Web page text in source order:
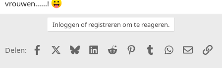
vrouwen......!
Inloggen of registreren om te reageren.
Delen: FacebookX (Twitter)
BlueskyLinkedIn
Reddit PinterestTumblr WhatsApp
E-mail